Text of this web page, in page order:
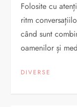
Folosite cu
ritm
când sunt
oamenilor și
DIVERSE